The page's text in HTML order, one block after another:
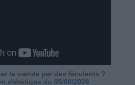
la viande par des féculents ?
diététique du 05/08/2026